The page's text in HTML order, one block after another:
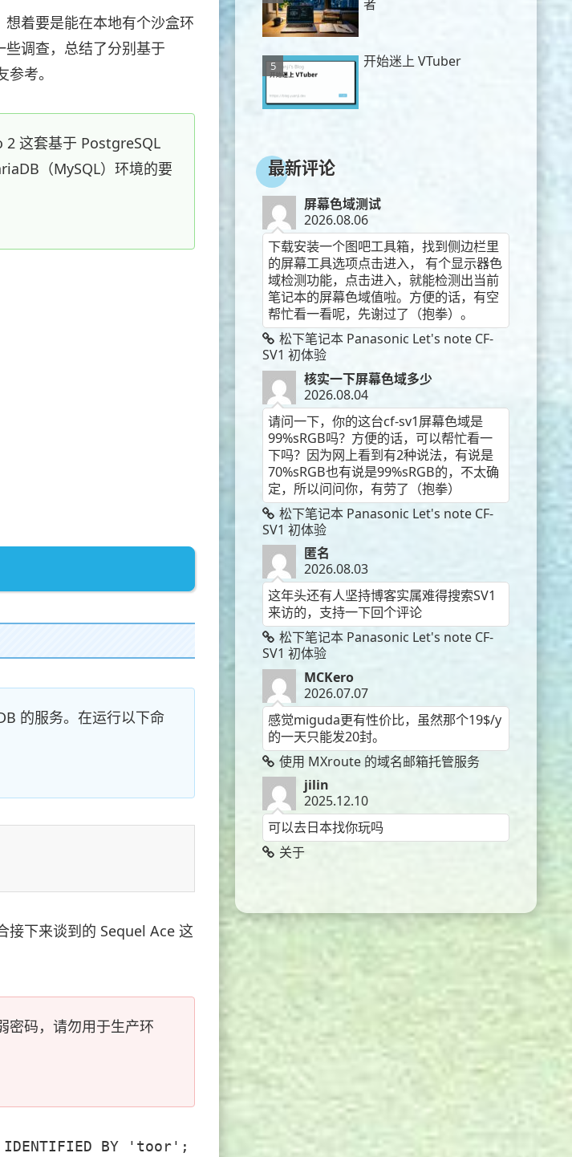
着要是能在本地有个沙盒环
调查，总结了分别基于
考。
这套基于 PostgreSQL
（MySQL）环境的要
的服务。在运行以下命
接下来谈到的 Sequel Ace 这
密码，请勿用于生产环
BY 'toor';
者
开始迷上 VTuber
最新评论
屏幕色域测试
2026.08.06
下载安装一个图吧工具箱，找到侧边栏里
的屏幕工具选项点击进入， 有个显示器色
域检测功能，点击进入，就能检测出当前
笔记本的屏幕色域值啦。方便的话，有空
帮忙看一看呢，先谢过了（抱拳）。
松下笔记本 Panasonic Let's note CF-
SV1 初体验
核实一下屏幕色域多少
2026.08.04
请问一下，你的这台cf-sv1屏幕色域是
99%sRGB吗？方便的话，可以帮忙看一
下吗？因为网上看到有2种说法，有说是
70%sRGB也有说是99%sRGB的，不太确
定，所以问问你，有劳了（抱拳）
松下笔记本 Panasonic Let's note CF-
SV1 初体验
匿名
2026.08.03
这年头还有人坚持博客实属难得搜索SV1
来访的，支持一下回个评论
松下笔记本 Panasonic Let's note CF-
SV1 初体验
MCKero
2026.07.07
感觉miguda更有性价比，虽然那个19$/y
的一天只能发20封。
使用 MXroute 的域名邮箱托管服务
jilin
2025.12.10
可以去日本找你玩吗
关于